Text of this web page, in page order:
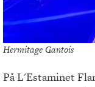
Hermitage Gantois
På L'Estaminet